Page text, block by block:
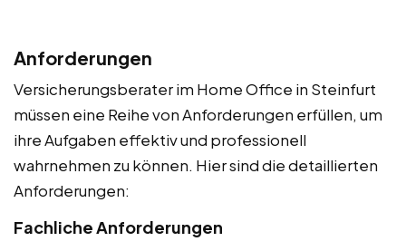
Anforderungen
Versicherungsberater im Home Office in Steinfurt
müssen eine Reihe von Anforderungen erfüllen, um
ihre Aufgaben effektiv und professionell
wahrnehmen zu können. Hier sind die detaillierten
Anforderungen:
Fachliche Anforderungen